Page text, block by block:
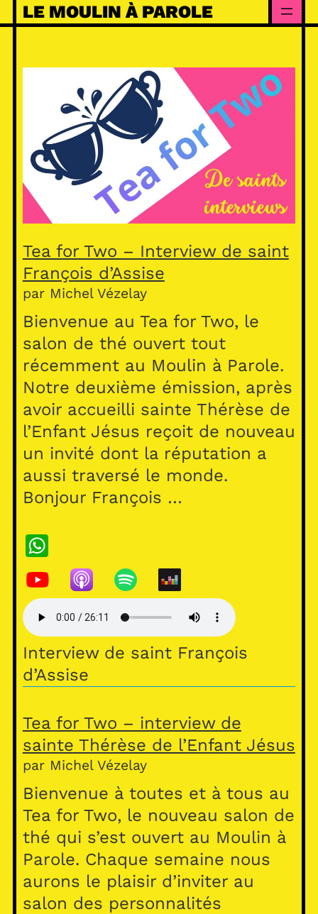
Skip
to
LE MOULIN À PAROLE
Tea for Two – Interview de saint
François d’Assise
par Michel Vézelay
Bienvenue au Tea for Two, le
salon de thé ouvert tout
récemment au Moulin à Parole.
Notre deuxième émission, après
avoir accueilli sainte Thérèse de
l’Enfant Jésus reçoit de nouveau
un invité dont la réputation a
aussi traversé le monde.
Bonjour François …
W
h
at
s
A
p
p
Interview de saint François
d’Assise
Tea for Two – interview de
sainte Thérèse de l’Enfant Jésus
par Michel Vézelay
Bienvenue à toutes et à tous au
Tea for Two, le nouveau salon de
thé qui s’est ouvert au Moulin à
Parole. Chaque semaine nous
aurons le plaisir d’inviter au
salon des personnalités